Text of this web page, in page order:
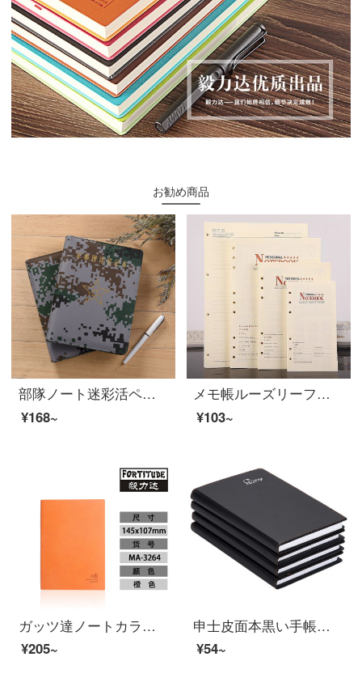
お勧め商品
部隊ノート迷彩活ページ迷彩ノートカスタマイズ理論学習本政治ノートA 5表紙が無字です。
¥168~
メモ帳ルーズリーフ芯通用ノートルーズリーフ内芯道林紙80 g 100枚4穴A 4
¥103~
ガッツ達ノートカラー柔らかい皮革ノート学生用ビジネスノート240ページオレンジ色のMA 3218 B 5カラーの軟皮ノート
¥205~
申士皮面本黒い手帳ビジネス日記帳会議本文具256ページノート32 k 0058 13.7*19.7 cm
¥54~